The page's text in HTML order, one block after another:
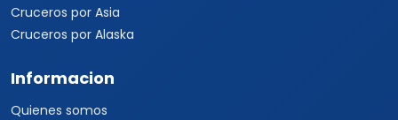
Cruceros por Asia
Cruceros por Alaska
Informacion
Quienes somos